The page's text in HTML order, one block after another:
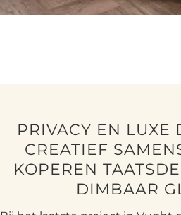
PRIVACY EN LUXE
CREATIEF
KOPEREN
DIMBAAR